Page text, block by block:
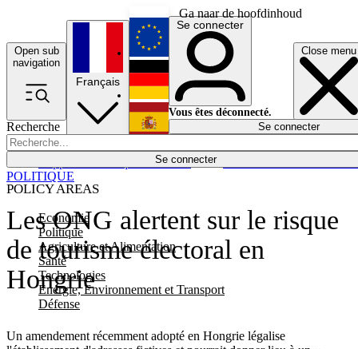
Ga naar de hoofdinhoud
Open sub
navigation
Close menu
Recherche
Se connecter
POLICY AREAS
Economie
Politique
Agriculture et Alimentation
Santé
Technologies
Energie, Environnement et Transport
Défense
Économie
Français
English
Deutsch
Español
Se connecter
Vous êtes déconnecté.
Se connecter
Les ONG alertent sur le risque
de tourisme électoral en
Hongrie
Un amendement récemment adopté en Hongrie légalise
POLITIQUE